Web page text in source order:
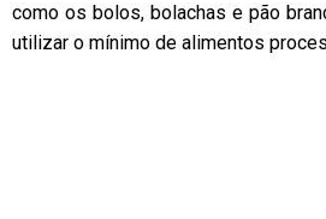
como os bolos, bolachas e pão
utilizar o mínimo de alimentos